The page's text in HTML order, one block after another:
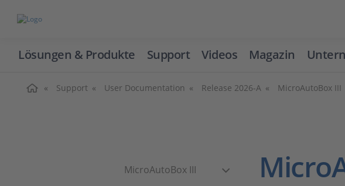
Lösungen & Produkte Support Videos Magazin
Support User Documentation Release 2026-A MicroAutoBox III
MicroAutoBox III